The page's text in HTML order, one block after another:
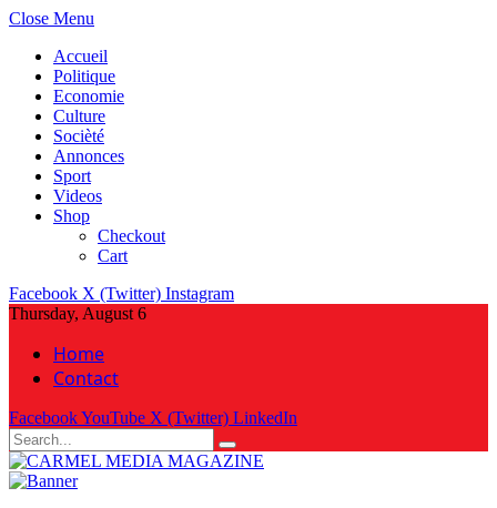
Close Menu
Accueil
Politique
Economie
Culture
Socièté
Annonces
Sport
Videos
Shop
Checkout
Cart
Facebook X (Twitter) Instagram
Thursday, August 6
Home
Contact
FacebookYouTube X (Twitter) LinkedIn